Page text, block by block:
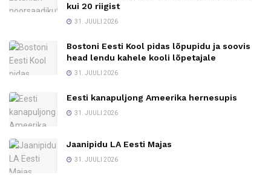
kui 20 riigist
31. JUULI 2026
Bostoni Eesti Kool pidas lõpupidu ja soovis
head lendu kahele kooli lõpetajale
31. JUULI 2026
Eesti kanapuljong Ameerika hernesupis
31. JUULI 2026
Jaanipidu LA Eesti Majas
31. JUULI 2026